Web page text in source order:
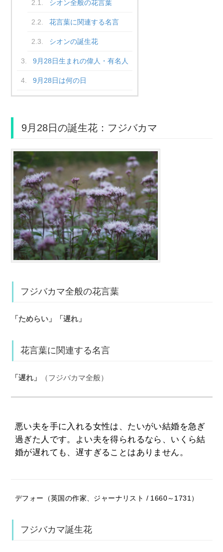
シオン全般の花言葉
花言葉に関連する名言
シオンの誕生花
9月28日生まれの偉人・有名人
9月28日は何の日
9月28日の誕生花：フジバカマ
フジバカマ全般の花言葉
「ためらい」「遅れ」
花言葉に関連する名言
「遅れ」 （フジバカマ全般）
悪い夫を手に入れる女性は、たいがい結婚を急ぎ
過ぎた人です。よい夫を得られるなら、いくら結
婚が遅れても、遅すぎることはありません。
デフォー（英国の作家、ジャーナリスト / 1660～1731）
フジバカマ誕生花